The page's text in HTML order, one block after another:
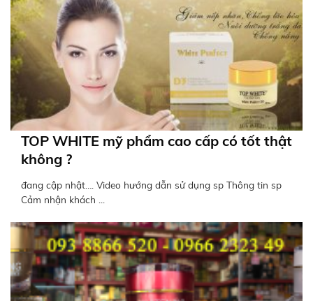
TOP WHITE mỹ phẩm cao cấp có tốt thật
không ?
đang cập nhật…. Video hướng dẫn sử dụng sp Thông tin sp
Cảm nhận khách ...